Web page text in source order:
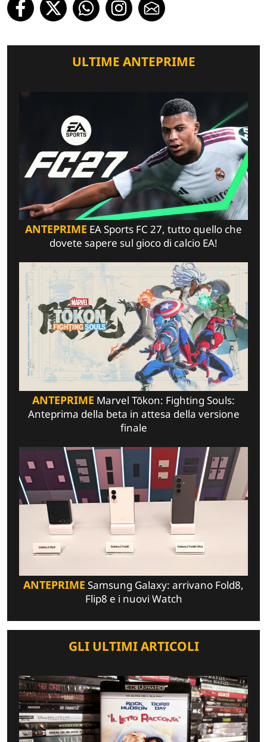
ULTIME ANTEPRIME
ANTEPRIME EA Sports FC 27, tutto quello che
dovete sapere sul gioco di calcio EA!
ANTEPRIME Marvel Tōkon: Fighting Souls:
Anteprima della beta in attesa della versione
finale
ANTEPRIME Samsung Galaxy: arrivano Fold8,
Flip8 e i nuovi Watch
GLI ULTIMI ARTICOLI